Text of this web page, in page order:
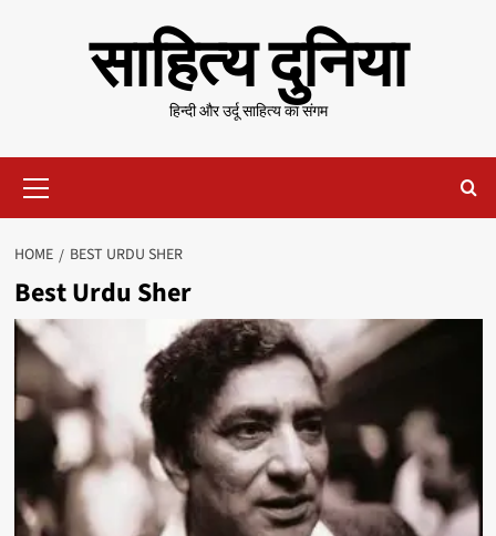
साहित्य दुनिया
हिन्दी और उर्दू साहित्य का संगम
Menu
HOME BEST URDU SHER
Best Urdu Sher